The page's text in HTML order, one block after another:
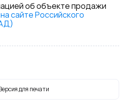
об объекте продажи
на сайте Российского
для печати